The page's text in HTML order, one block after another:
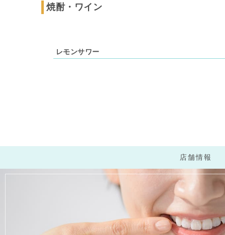
焼酎・ワイン
レモンサワー
店舗情報